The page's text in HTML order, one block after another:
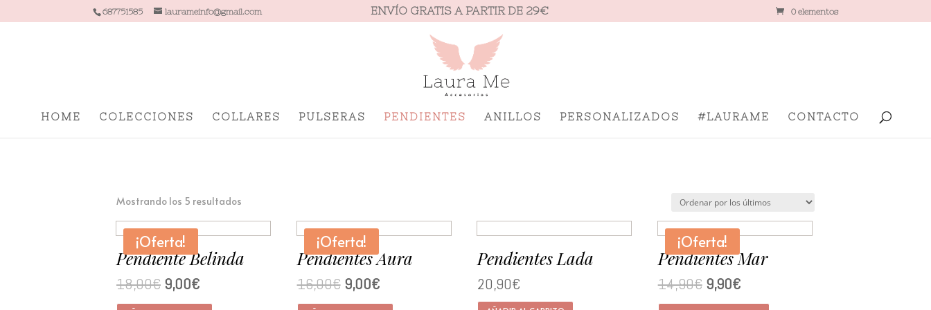
687751585 laurameinfo@gmail.com ENVÍO GRATIS A PARTIR DE 29€ 0 elementos
HOME COLECCIONES COLLARES PULSERAS PENDIENTES ANILLOS PERSONALIZADOS #LAURAME CONTACTO
Mostrando los 5 resultados
¡Oferta!
Pendiente Belinda
18,00€ 9,00€
¡Oferta!
Pendientes Aura
16,00€ 9,00€
Pendientes Lada
20,90€
¡Oferta!
Pendientes Mar
14,90€ 9,90€